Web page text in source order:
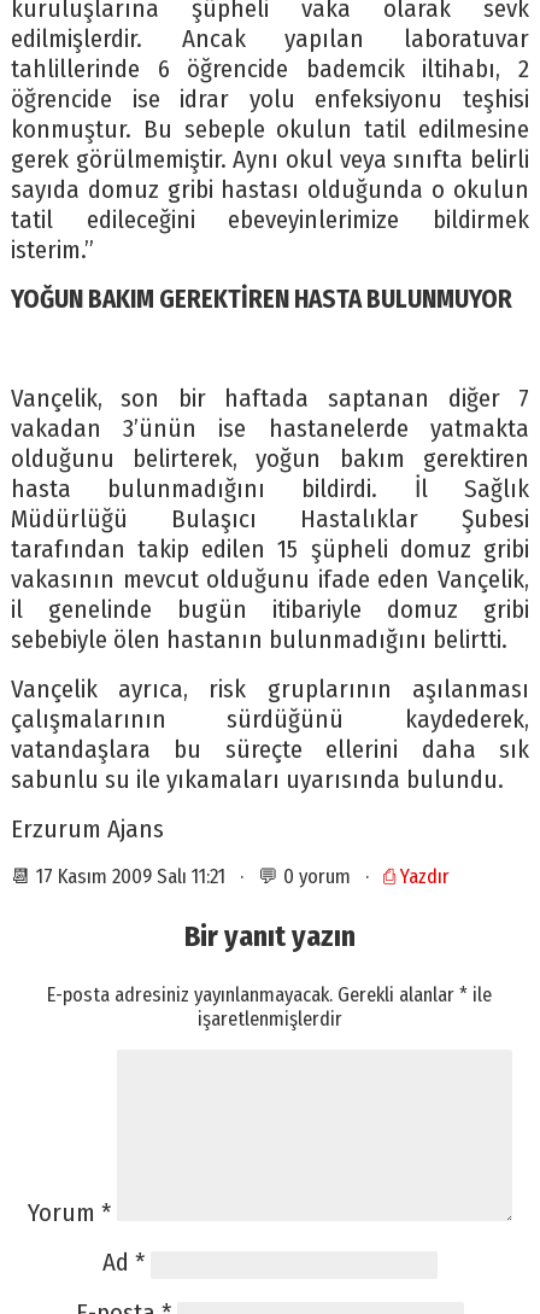
kuruluşlarına şüpheli vaka olarak sevk
edilmişlerdir. Ancak yapılan laboratuvar
tahlillerinde 6 öğrencide bademcik iltihabı, 2
öğrencide ise idrar yolu enfeksiyonu teşhisi
konmuştur. Bu sebeple okulun tatil edilmesine
gerek görülmemiştir. Aynı okul veya sınıfta belirli
sayıda domuz gribi hastası olduğunda o okulun
tatil edileceğini ebeveyinlerimize bildirmek
isterim.”
YOĞUN BAKIM GEREKTİREN HASTA BULUNMUYOR
Vançelik, son bir haftada saptanan diğer 7
vakadan 3’ünün ise hastanelerde yatmakta
olduğunu belirterek, yoğun bakım gerektiren
hasta bulunmadığını bildirdi. İl Sağlık
Müdürlüğü Bulaşıcı Hastalıklar Şubesi
tarafından takip edilen 15 şüpheli domuz gribi
vakasının mevcut olduğunu ifade eden Vançelik,
il genelinde bugün itibariyle domuz gribi
sebebiyle ölen hastanın bulunmadığını belirtti.
Vançelik ayrıca, risk gruplarının aşılanması
çalışmalarının sürdüğünü kaydederek,
vatandaşlara bu süreçte ellerini daha sık
sabunlu su ile yıkamaları uyarısında bulundu.
Erzurum Ajans
📆 17 Kasım 2009 Salı 11:21 · 💬 0 yorum · ⎙ Yazdır
Bir yanıt yazın
E-posta adresiniz yayınlanmayacak. Gerekli alanlar* ile
işaretlenmişlerdir
Yorum *
Ad *